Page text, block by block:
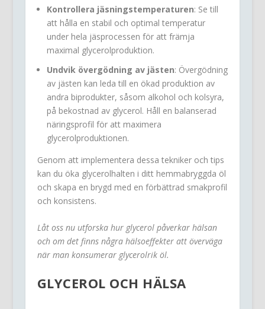
Kontrollera jäsningstemperaturen: Se till
att hålla en stabil och optimal temperatur
under hela jäsprocessen för att främja
maximal glycerolproduktion.
Undvik övergödning av jästen: Övergödning
av jästen kan leda till en ökad produktion av
andra biprodukter, såsom alkohol och kolsyra,
på bekostnad av glycerol. Håll en balanserad
näringsprofil för att maximera
glycerolproduktionen.
Genom att implementera dessa tekniker och tips
kan du öka glycerolhalten i ditt hemmabryggda öl
och skapa en brygd med en förbättrad smakprofil
och konsistens.
Låt oss nu utforska hur glycerol påverkar hälsan
och om det finns några hälsoeffekter att överväga
när man konsumerar glycerolrik öl.
GLYCEROL OCH HÄLSA